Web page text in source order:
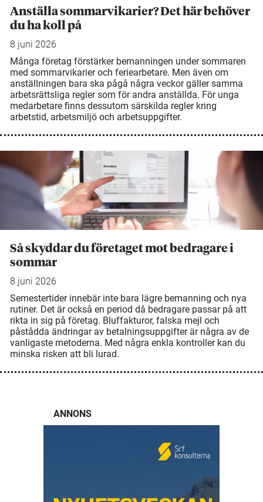
Anställa sommarvikarier? Det här behöver
du ha koll på
8 juni 2026
Många företag förstärker bemanningen under sommaren
med sommarvikarier och feriearbetare. Men även om
anställningen bara ska pågå några veckor gäller samma
arbetsrättsliga regler som för andra anställda. För unga
medarbetare finns dessutom särskilda regler kring
arbetstid, arbetsmiljö och arbetsuppgifter.
Så skyddar du företaget mot bedragare i
sommar
8 juni 2026
Semestertider innebär inte bara lägre bemanning och nya
rutiner. Det är också en period då bedragare passar på att
rikta in sig på företag. Bluffakturor, falska mejl och
påstådda ändringar av betalningsuppgifter är några av de
vanligaste metoderna. Med några enkla kontroller kan du
minska risken att bli lurad.
ANNONS